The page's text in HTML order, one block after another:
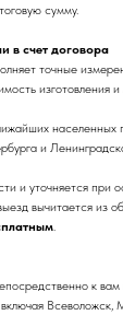
сумму.
в счет договора
точные
изготовления
населенных
и
и уточняется при
вычитается из
.
к